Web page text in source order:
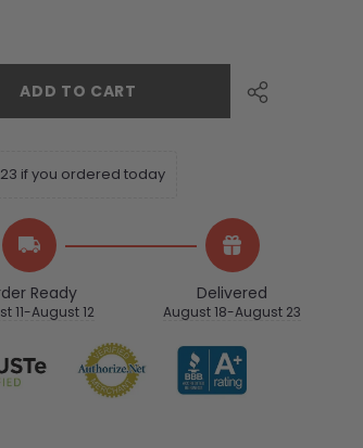
ADD TO CART
if you ordered today
Ready
11-August 12
Delivered
August 18-August 23